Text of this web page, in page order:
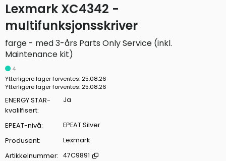
Lexmark XC4342 -
multifunksjonsskriver
farge - med 3-års Parts Only Service (inkl.
Maintenance kit)
4
Ytterligere lager forventes 25.08.26
Ytterligere lager forventes 25.08.26
ENERGY STAR-
kvalilfisert
Ja
EPEAT-nivå EPEAT Silver
Produsent Lexmark
Artikkelnummer 47C9891